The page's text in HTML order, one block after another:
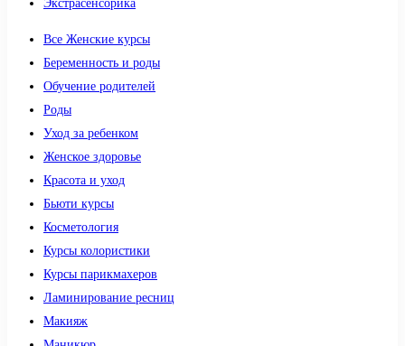
Экстрасенсорика
Все Женские курсы
Беременность и роды
Обучение родителей
Роды
Уход за ребенком
Женское здоровье
Красота и уход
Бьюти курсы
Косметология
Курсы колористики
Курсы парикмахеров
Ламинирование ресниц
Макияж